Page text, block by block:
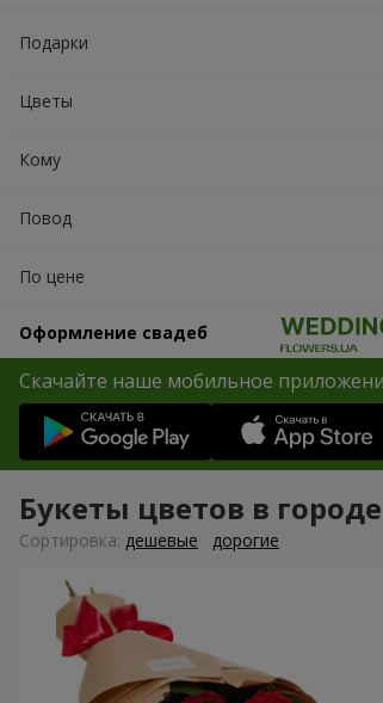
Подарки
Цветы
Кому
Повод
По цене
Оформление свадеб
Скачайте наше мобильное
Букеты цветов в
Cортировка: дешевые дорогие